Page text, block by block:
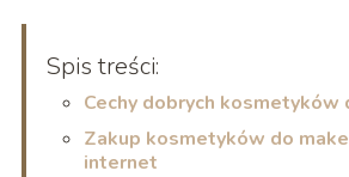
Spis treści:
Cechy dobrych kosmetyków
Zakup kosmetyków do
internet